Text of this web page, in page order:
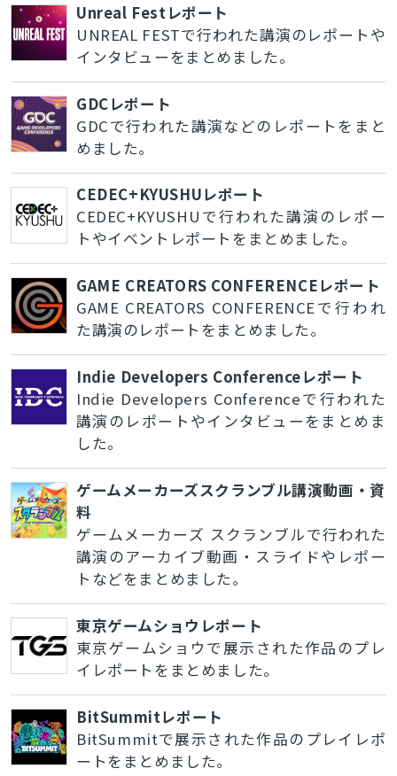
Unreal Festレポート
UNREAL FESTで行われた講演のレポートや
インタビューをまとめました。
GDCレポート
GDCで行われた講演などのレポートをまと
めました。
CEDEC+KYUSHUレポート
CEDEC+KYUSHUで行われた講演のレポー
トやイベントレポートをまとめました。
GAME CREATORS CONFERENCEレポート
GAME CREATORS CONFERENCEで行われ
た講演のレポートをまとめました。
Indie Developers Conferenceレポート
Indie Developers Conferenceで行われた
講演のレポートやインタビューをまとめま
した。
ゲームメーカーズスクランブル講演動画・資
料
ゲームメーカーズ スクランブルで行われた
講演のアーカイブ動画・スライドやレポー
トなどをまとめました。
東京ゲームショウレポート
東京ゲームショウで展示された作品のプレ
イレポートをまとめました。
BitSummitレポート
BitSummitで展示された作品のプレイレポ
ートをまとめました。